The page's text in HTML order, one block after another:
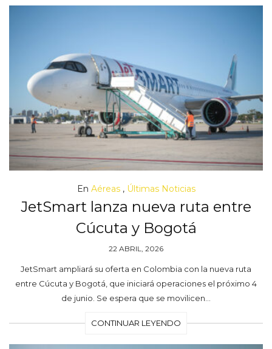
En Aéreas, Últimas Noticias
JetSmart lanza nueva ruta entre
Cúcuta y Bogotá
22 ABRIL, 2026
JetSmart ampliará su oferta en Colombia con la nueva ruta
entre Cúcuta y Bogotá, que iniciará operaciones el próximo 4
de junio. Se espera que se movilicen…
CONTINUAR LEYENDO